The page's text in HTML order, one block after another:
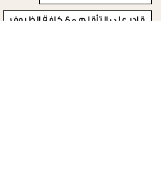
قادر على التأقلم مع كافة الظروف